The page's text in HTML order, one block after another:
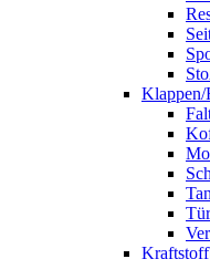
Klappen/